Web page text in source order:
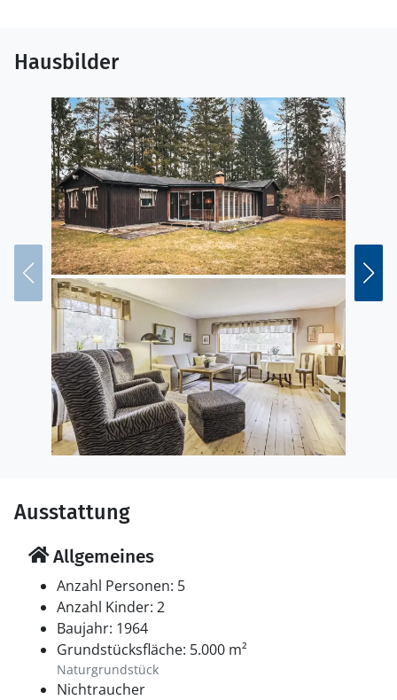
Hausbilder
Ausstattung
Allgemeines
Anzahl Personen: 5
Anzahl Kinder: 2
Baujahr: 1964
Grundstücksfläche: 5.000 m²
Naturgrundstück
Nichtraucher